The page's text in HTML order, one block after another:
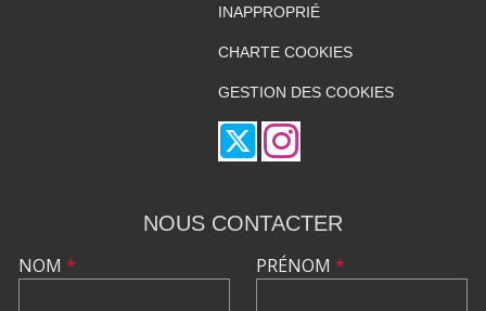
INAPPROPRIÉ
CHARTE COOKIES
GESTION DES COOKIES
NOUS CONTACTER
NOM * PRÉNOM *